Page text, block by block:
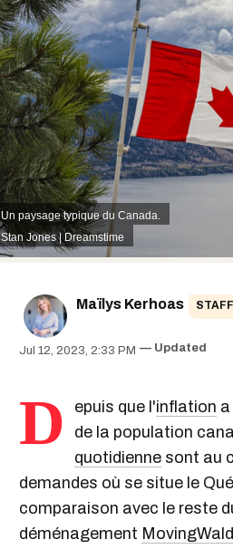
Un paysage typique du Canada.
Stan Jones | Dreamstime
Maïlys Kerhoas STAFF
Jul 12, 2023, 2:33 PM Updated
D epuis que l'inflation
de la population
quotidienne sont au
demandes où se situe le
comparaison avec le reste
déménagement